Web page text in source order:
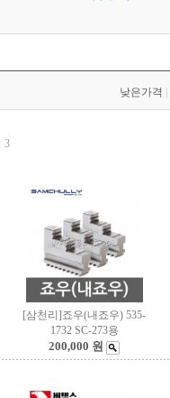
낮은가격
3
[삼천리]죠우(내죠우) 535-
1732 SC-273용
200,000 원